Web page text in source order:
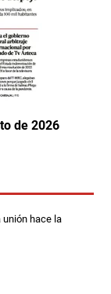
de 2026
unión hace la